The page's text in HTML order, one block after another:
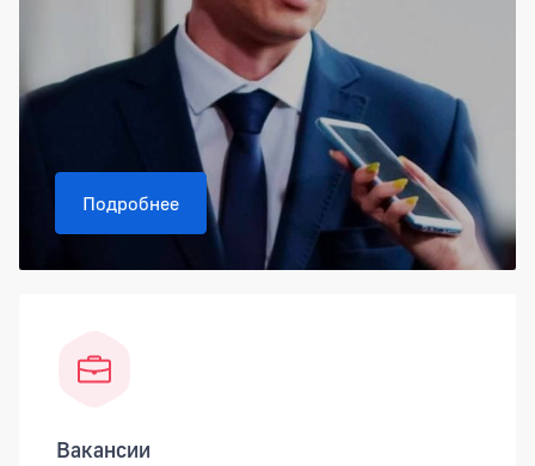
Подробнее
Вакансии